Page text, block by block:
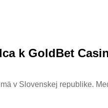
k GoldBet
v Slovenskej republike.